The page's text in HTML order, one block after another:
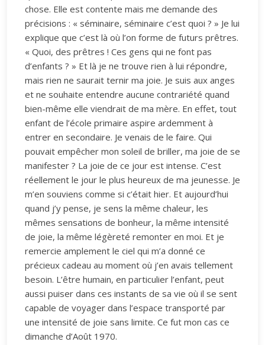
chose. Elle est contente mais me demande des
précisions : « séminaire, séminaire c’est quoi ? » Je lui
explique que c’est là où l’on forme de futurs prêtres.
« Quoi, des prêtres ! Ces gens qui ne font pas
d’enfants ? » Et là je ne trouve rien à lui répondre,
mais rien ne saurait ternir ma joie. Je suis aux anges
et ne souhaite entendre aucune contrariété quand
bien-même elle viendrait de ma mère. En effet, tout
enfant de l’école primaire aspire ardemment à
entrer en secondaire. Je venais de le faire. Qui
pouvait empêcher mon soleil de briller, ma joie de se
manifester ? La joie de ce jour est intense. C’est
réellement le jour le plus heureux de ma jeunesse. Je
m’en souviens comme si c’était hier. Et aujourd’hui
quand j’y pense, je sens la même chaleur, les
mêmes sensations de bonheur, la même intensité
de joie, la même légèreté remonter en moi. Et je
remercie amplement le ciel qui m’a donné ce
précieux cadeau au moment où j’en avais tellement
besoin. L’être humain, en particulier l’enfant, peut
aussi puiser dans ces instants de sa vie où il se sent
capable de voyager dans l’espace transporté par
une intensité de joie sans limite. Ce fut mon cas ce
dimanche d’Août 1970.